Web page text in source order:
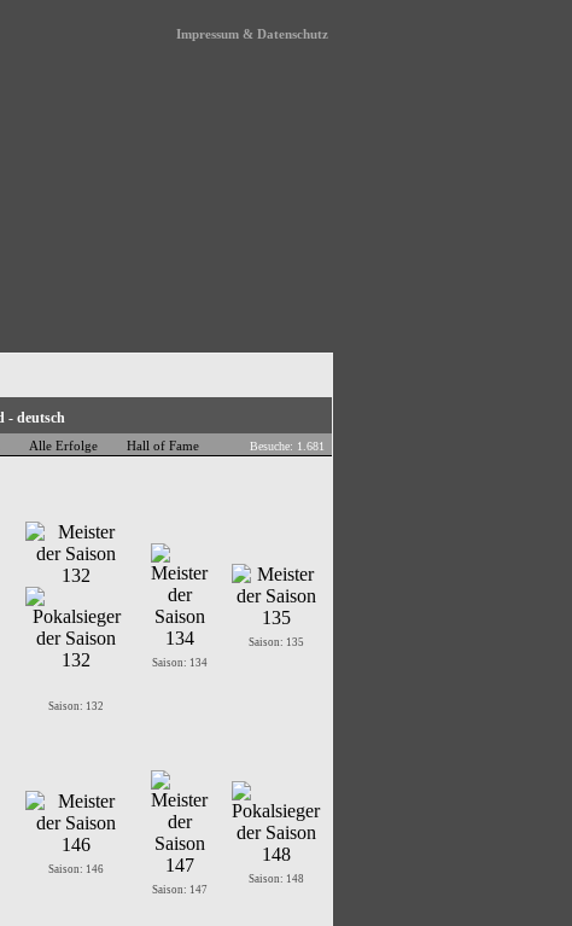
Impressum & Datenschutz
Alle Erfolge Hall of Fame Besuche: 1.681
Saison: 132
Saison: 134
Saison: 135
Saison: 146
Saison: 147
Saison: 148